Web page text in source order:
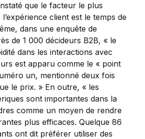
que le facteur le plus
client est le temps de
dans une enquête de
de 1 000 décideurs B2B, « le
dans les interactions avec
est apparu comme le « point
un, mentionné deux fois
le prix. » En outre, « les
sont importantes dans la
comme un moyen de rendre
plus efficaces. Quelque 86
ont dit préférer utiliser des